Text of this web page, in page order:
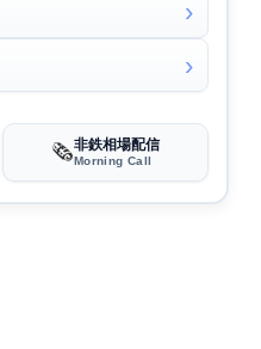
🗞️非鉄相場配信
Morning Call